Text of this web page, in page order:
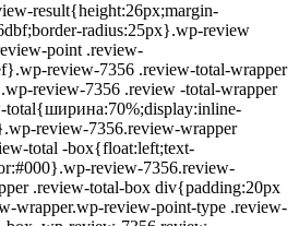
result{height:26px;margin-
radius:25px}.wp-review
point .review-
review-7356 .review-total-wrapper
review-7356 .review -total-wrapper
total{ширина:70%;display:inline-
review-7356.review-wrapper
total -box{float:left;text-
review-7356.review-
.review-total-box div{padding:20px
wrapper.wp-review-point-type .review-